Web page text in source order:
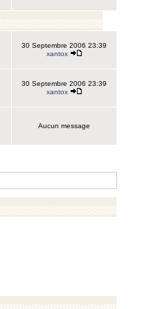
30 Septembre 2006 23:39
xantox
30 Septembre 2006 23:39
xantox
Aucun message